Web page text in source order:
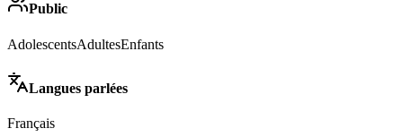
Public
AdolescentsAdultesEnfants
Langues parlées
Français